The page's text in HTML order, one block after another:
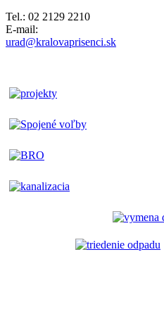
Tel.: 02 2129 2210
E-mail:
urad@kralovaprisenci.sk